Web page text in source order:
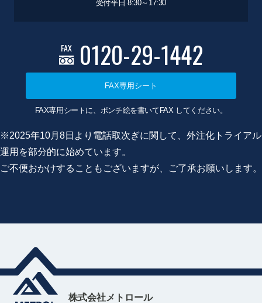
受付平日 8:30～17:30
FAX 0120-29-1442
FAX専用シート
FAX専用シートに、ポンチ絵を書いてFAX してください。
※2025年10月8日より電話取次ぎに関して、外注化トライアル
運用を部分的に始めています。
ご不便おかけすることもございますが、ご了承お願いします。
株式会社メトロール